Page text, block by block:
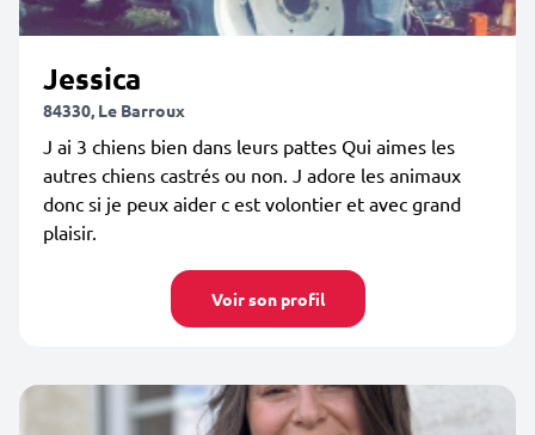
Jessica
84330, Le Barroux
J ai 3 chiens bien dans leurs pattes Qui aimes les
autres chiens castrés ou non. J adore les animaux
donc si je peux aider c est volontier et avec grand
plaisir.
Voir son profil